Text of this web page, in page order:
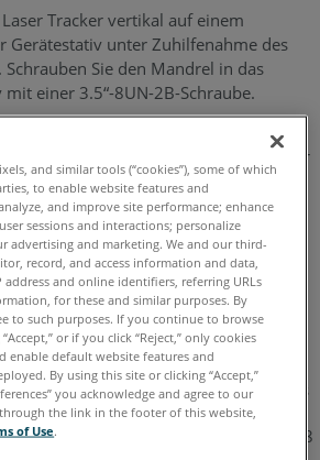
Tracker vertikal auf einem
Gerätestativ unter Zuhilfenahme des
Sie den Mandrel in das
einer 3.5“-8UN-2B-Schraube.
auf der Unterseite des Laser
über ein Bolzenmuster, das auch
werden kann. Dieses
aus vier (4) 0.25”-20 UNC-2B
in 90 Grad-Abständen gesetzt
bildet einen Kreisdurchmesser von
Abschnittfür weitere
auf der Unterseite des Laser Trackers
des Laser Trackers geschraubt. Diese
entfernt werden, um dieselbe 3,5”-8
and similar tools (“cookies”), some of which
to enable website features and
and improve site performance; enhance
sessions and interactions; personalize
advertising and marketing. We and our third-
record, and access information and data,
address and online identifiers, referring URLs
for these and similar purposes. By
to such purposes. If you continue to browse
or if you click “Reject,” only cookies
enable default website features and
By using this site or clicking “Accept,”
you acknowledge and agree to our
the link in the footer of this website,
of Use.